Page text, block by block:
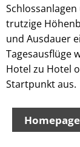
trutzige
und Ausdauer
Tagesausflüge
Hotel zu Hotel
Startpunkt aus.